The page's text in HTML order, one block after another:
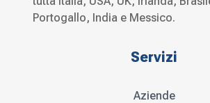
Portogallo, India e Messico.
Servizi
Aziende